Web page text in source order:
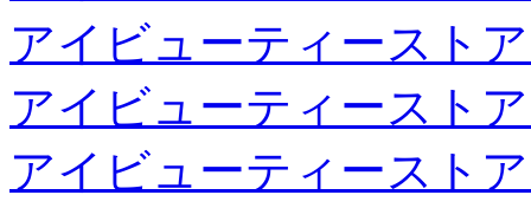
アイビューティースト
アイビューティースト
アイビューティースト